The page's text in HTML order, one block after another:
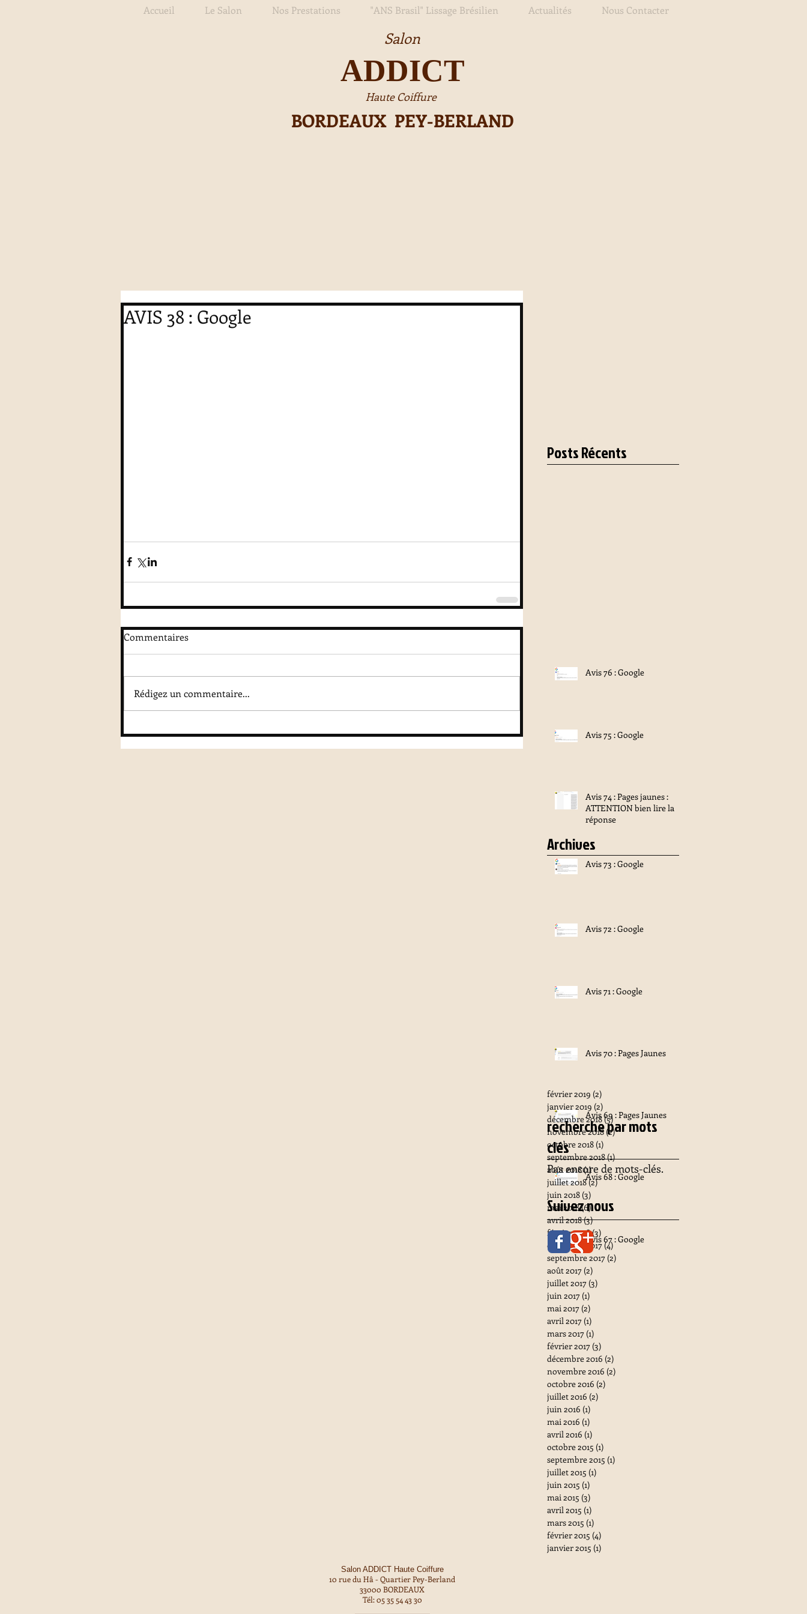
Accueil Le Salon Nos Prestations "ANS Brasil" Lissage Brésilien Actualités Nous Contacter
Salon
ADDICT
Haute Coiffure
BORDEAUX PEY-BERLAND
AVIS 38 : Google
Commentaires
Rédigez un commentaire...
Posts Récents
Avis 76 : Google
Avis 75 : Google
Avis 74 : Pages jaunes :
ATTENTION bien lire la
réponse
Avis 73 : Google
Avis 72 : Google
Avis 71 : Google
Avis 70 : Pages Jaunes
Avis 69 : Pages Jaunes
Avis 68 : Google
Avis 67 : Google
Suivez nous
Pas encore de mots-clés.
recherche par mots
clés
février 2019 (2)
janvier 2019 (2)
décembre 2018(5)5 posts
novembre 2018 (2)2 posts
octobre 2018 (1)
septembre 2018(1)1 post
août 2018(1)1 post
juillet 2018(2)2 posts
juin 2018 (3)
mai 2018(6)6 posts
avril 2018(3)3 posts
février 2018(3)
décembre 2017(4)4 posts
septembre 2017 (2)
août 2017 (2)
juillet 2017 (3)
juin 2017 (1)
mai 2017 (2)
avril 2017 (1)
mars 2017 (1)
février 2017 (3)
décembre 2016 (2)
novembre 2016 (2)
octobre 2016 (2)
juillet 2016 (2)
juin 2016 (1)
mai 2016 (1)
avril 2016 (1)
octobre 2015 (1)
septembre 2015 (1)
juillet 2015 (1)
juin 2015 (1)
mai 2015 (3)
avril 2015 (1)
mars 2015 (1)
février 2015 (4)
janvier 2015 (1)
Archives
Salon ADDICT Haute Coiffure
10 rue du Hâ - Quartier Pey-Berland
33000 BORDEAUX
Tél: 05 35 54 43 30